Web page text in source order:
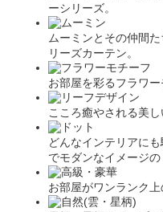
ーシリーズ。
ムーミンとその仲間
リーズカーテン。
お部屋を彩るフラワー
こころ癒やされる美
どんなインテリアに
でモダンなイメージの
お部屋がワンランク